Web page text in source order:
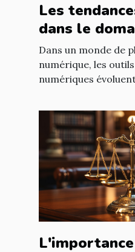
Les
dans le
et services
Dans un monde de
numérique, les
numériques